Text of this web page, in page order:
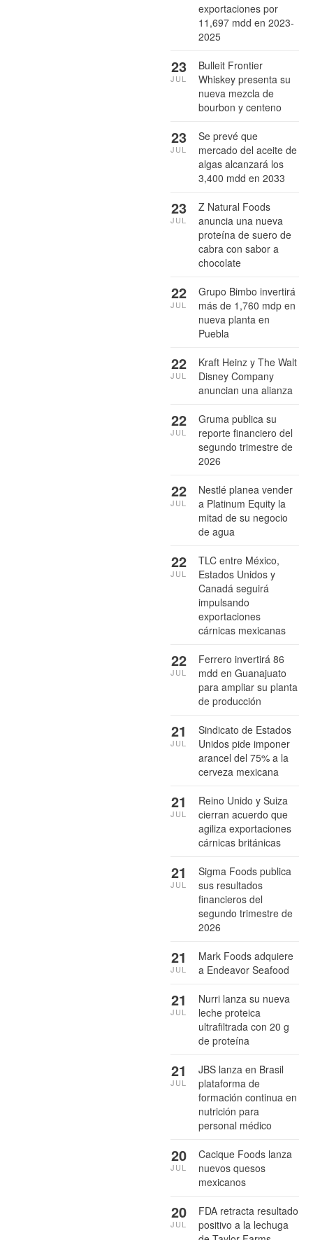
exportaciones por
11,697 mdd en 2023-
2025
Bulleit Frontier
Whiskey presenta su
nueva mezcla de
bourbon y centeno
23
JUL
Se prevé que
mercado del aceite de
algas alcanzará los
3,400 mdd en 2033
23
JUL
Z Natural Foods
anuncia una nueva
proteína de suero de
cabra con sabor a
chocolate
23
JUL
Grupo Bimbo invertirá
más de 1,760 mdp en
nueva planta en
Puebla
22
JUL
Kraft Heinz y The Walt
Disney Company
anuncian una alianza
22
JUL
Gruma publica su
reporte financiero del
segundo trimestre de
2026
22
JUL
Nestlé planea vender
a Platinum Equity la
mitad de su negocio
de agua
22
JUL
TLC entre México,
Estados Unidos y
Canadá seguirá
impulsando
exportaciones
cárnicas mexicanas
22
JUL
Ferrero invertirá 86
mdd en Guanajuato
para ampliar su planta
de producción
22
JUL
Sindicato de Estados
Unidos pide imponer
arancel del 75% a la
cerveza mexicana
21
JUL
Reino Unido y Suiza
cierran acuerdo que
agiliza exportaciones
cárnicas británicas
21
JUL
Sigma Foods publica
sus resultados
financieros del
segundo trimestre de
2026
21
JUL
Mark Foods adquiere
a Endeavor Seafood
21
JUL
Nurri lanza su nueva
leche proteica
ultrafiltrada con 20 g
de proteína
21
JUL
JBS lanza en Brasil
plataforma de
formación continua en
nutrición para
personal médico
21
JUL
Cacique Foods lanza
nuevos quesos
mexicanos
20
JUL
FDA retracta resultado
positivo a la lechuga
20
JUL